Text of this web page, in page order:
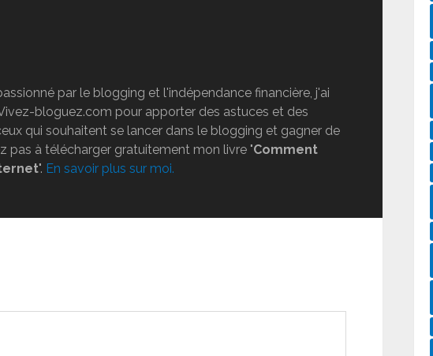
par le blogging et l'indépendance financière, j'ai
bloguez.com pour apporter des astuces et des
qui souhaitent se lancer dans le blogging et gagner de
pas à télécharger gratuitement mon livre "Comment
". En savoir plus sur moi.